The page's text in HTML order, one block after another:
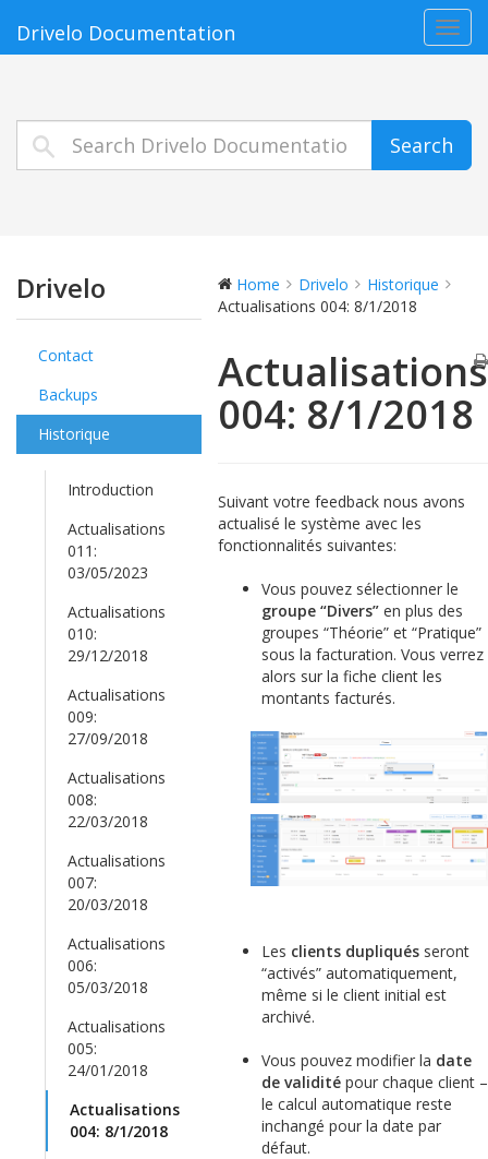
Drivelo Documentation
Search
Drivelo
Contact
Backups
Historique
Introduction
Actualisations
011:
03/05/2023
Actualisations
010:
29/12/2018
Actualisations
009:
27/09/2018
Actualisations
008:
22/03/2018
Actualisations
007:
20/03/2018
Actualisations
006:
05/03/2018
Actualisations
005:
24/01/2018
Actualisations
004: 8/1/2018
Home Drivelo
Historique
Actualisations 004: 8/1/2018
Actualisations
004: 8/1/2018
Suivant votre feedback nous avons
actualisé le système avec les
fonctionnalités suivantes:
Vous pouvez sélectionner le
groupe “Divers” en plus des
groupes “Théorie” et “Pratique”
sous la facturation. Vous verrez
alors sur la fiche client les
montants facturés.
Les clients dupliqués seront
“activés” automatiquement,
même si le client initial est
archivé.
Vous pouvez modifier la date
de validité pour chaque client –
le calcul automatique reste
inchangé pour la date par
défaut.